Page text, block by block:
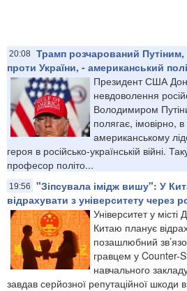
20:08 Трамп розчарований Путіним,
проти України, - американський
Президент США
невдоволення
Володимиром
полягає, імовірно,
американському
героя в російсько-українській війні.
професор політо...
19:56
"Зіпсувала імідж вишу": У
відрахувати з університету через
Університет у місті
Китаю планує
позашлюбний
гравцем у Counter-
навчального
завдав серйозної репутаційної шкоди